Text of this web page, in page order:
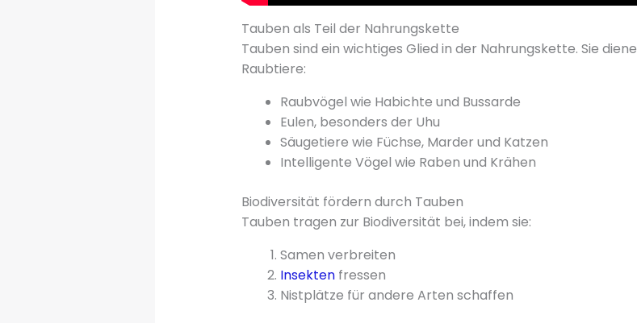
Tauben als Teil der Nahrungskette
Tauben sind ein wichtiges Glied in der Nahrungskette. Sie
Raubtiere:
Raubvögel wie Habichte und Bussarde
Eulen, besonders der Uhu
Säugetiere wie Füchse, Marder und Katzen
Intelligente Vögel wie Raben und Krähen
Biodiversität fördern durch Tauben
Tauben tragen zur Biodiversität bei, indem sie:
Samen verbreiten
Insektenfressen
Nistplätze für andere Arten schaffen